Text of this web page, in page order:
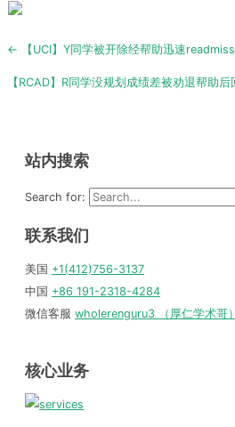
Post
← 【UCI】Y同学被开除经帮助迅速
【RCAD】R同学没规划成绩差被劝退帮助
站内搜索
Search for:
联系我们
美国 +1(412)756-3137
中国 +86 191-2318-4284
微信客服 wholerenguru3 （厚仁学术哥）
核心业务